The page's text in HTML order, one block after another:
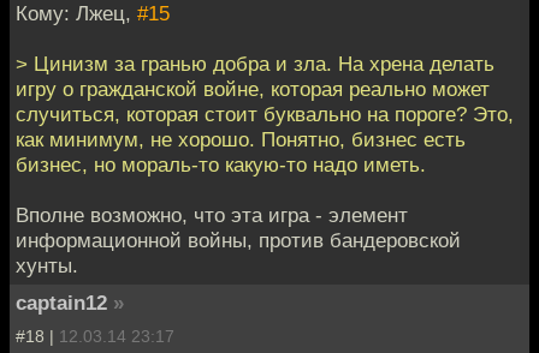
Кому: Лжец, #15
> Цинизм за гранью добра и зла. На хрена делать
игру о гражданской войне, которая реально может
случиться, которая стоит буквально на пороге? Это,
как минимум, не хорошо. Понятно, бизнес есть
бизнес, но мораль-то какую-то надо иметь.
Вполне возможно, что эта игра - элемент
информационной войны, против бандеровской
хунты.
captain12 »
#18 | 12.03.14 23:17